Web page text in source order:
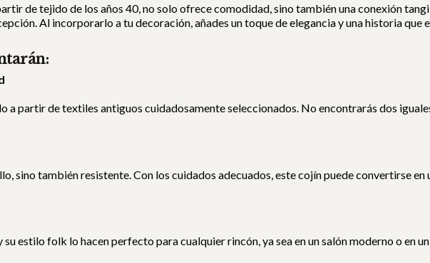
de tejido de los años 40, no solo ofrece comodidad, sino también una conexión
Al incorporarlo a tu decoración, añades un toque de elegancia y una historia que
a partir de textiles antiguos cuidadosamente seleccionados. No encontrarás dos
sino también resistente. Con los cuidados adecuados, este cojín puede convertirse
estilo folk lo hacen perfecto para cualquier rincón, ya sea en un salón moderno o en